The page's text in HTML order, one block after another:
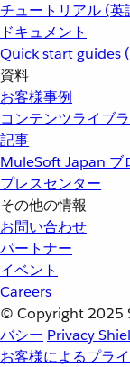
チュートリアル (英
ドキュメント
Quick start guides
資料
お客様事例
コンテンツライブ
記事
MuleSoft Japan ブ
プレスセンター
その他の情報
お問い合わせ
パートナー
イベント
Careers
© Copyright 2025
バシー Privacy
お客様によるプラ